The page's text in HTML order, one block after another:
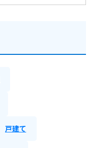
戸建て